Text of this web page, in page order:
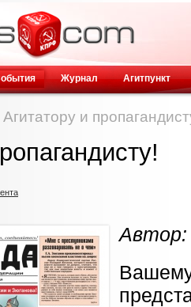
Журнал Агитпункт
Агитатору и
Автор: